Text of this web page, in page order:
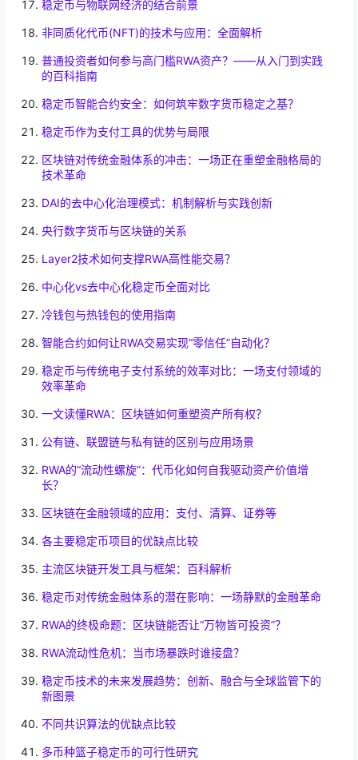
稳定币与物联网经济的结合前景
非同质化代币(NFT)的技术与应用：全面解析
普通投资者如何参与高门槛RWA资产？——从入门到实践
的百科指南
稳定币智能合约安全：如何筑牢数字货币稳定之基？
稳定币作为支付工具的优势与局限
区块链对传统金融体系的冲击：一场正在重塑金融格局的
技术革命
DAI的去中心化治理模式：机制解析与实践创新
央行数字货币与区块链的关系
Layer2技术如何支撑RWA高性能交易？
中心化vs去中心化稳定币全面对比
冷钱包与热钱包的使用指南
智能合约如何让RWA交易实现“零信任”自动化？
稳定币与传统电子支付系统的效率对比：一场支付领域的
效率革命
一文读懂RWA：区块链如何重塑资产所有权？
公有链、联盟链与私有链的区别与应用场景
RWA的“流动性螺旋”：代币化如何自我驱动资产价值增
长？
区块链在金融领域的应用：支付、清算、证券等
各主要稳定币项目的优缺点比较
主流区块链开发工具与框架：百科解析
稳定币对传统金融体系的潜在影响：一场静默的金融革命
RWA的终极命题：区块链能否让“万物皆可投资”？
RWA流动性危机：当市场暴跌时谁接盘？
稳定币技术的未来发展趋势：创新、融合与全球监管下的
新图景
不同共识算法的优缺点比较
多币种篮子稳定币的可行性研究